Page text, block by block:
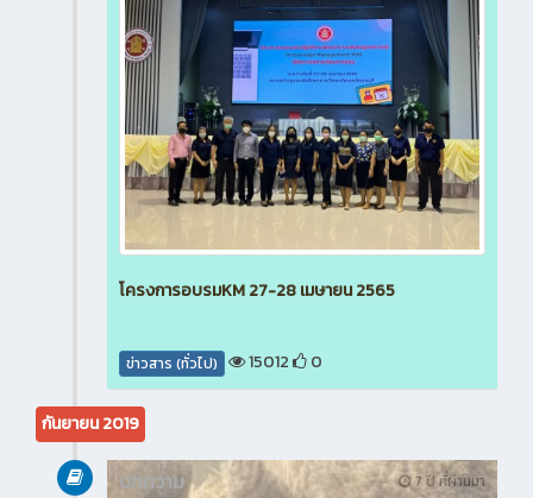
โครงการอบรมKM 27-28 เมษายน 2565
ข่าวสาร (ทั่วไป) 15012 0
กันยายน 2019
7 ปี ที่ผ่านมา
บทความ